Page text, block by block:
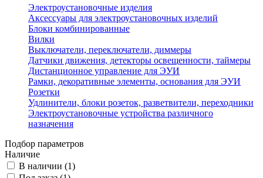
Электроустановочные изделия
Аксессуары для электроустановочных изделий
Блоки комбинированные
Вилки
Выключатели, переключатели, диммеры
Датчики движения, детекторы освещенности, таймеры
Дистанционное управление для ЭУИ
Рамки, декоративные элементы, основания для ЭУИ
Розетки
Удлинители, блоки розеток, разветвители, переходники
Электроустановочные устройства различного
назначения
Подбор параметров
Наличие
В наличии (1)